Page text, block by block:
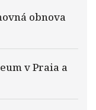
obnova
v Praia a